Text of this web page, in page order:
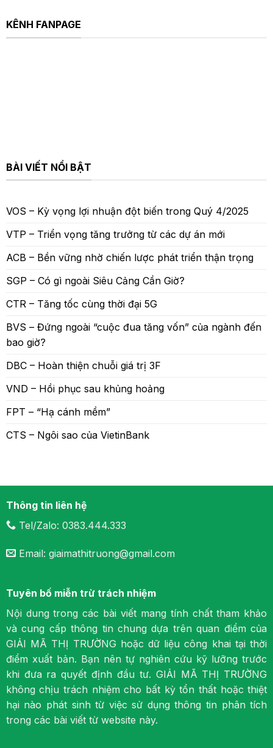
KÊNH FANPAGE
BÀI VIẾT NỔI BẬT
VOS – Kỳ vọng lợi nhuận đột biến trong Quý 4/2025
VTP – Triển vọng tăng trưởng từ các dự án mới
ACB – Bền vững nhờ chiến lược phát triển thận trọng
SGP – Có gì ngoài Siêu Cảng Cần Giờ?
CTR – Tăng tốc cùng thời đại 5G
BVS – Đứng ngoài “cuộc đua tăng vốn” của ngành đến
bao giờ?
DBC – Hoàn thiện chuỗi giá trị 3F
VND – Hồi phục sau khủng hoảng
FPT – “Hạ cánh mềm”
CTS – Ngôi sao của VietinBank
Thông tin liên hệ
Tel/Zalo: 0383.444.333
Email: giaimathitruong@gmail.com
Tuyên bố miễn trừ trách nhiệm
Nội dung trong các bài viết mang tính chất tham khảo
và cung cấp thông tin chung dựa trên quan điểm của
GIẢI MÃ THỊ TRƯỜNG hoặc dữ liệu công khai tại thời
điểm xuất bản. Bạn nên tự nghiên cứu kỹ lưỡng trước
khi đưa ra quyết định đầu tư. GIẢI MÃ THỊ TRƯỜNG
không chịu trách nhiệm cho bất kỳ tổn thất hoặc thiệt
hại nào phát sinh từ việc sử dụng thông tin phân tích
trong các bài viết từ website này.